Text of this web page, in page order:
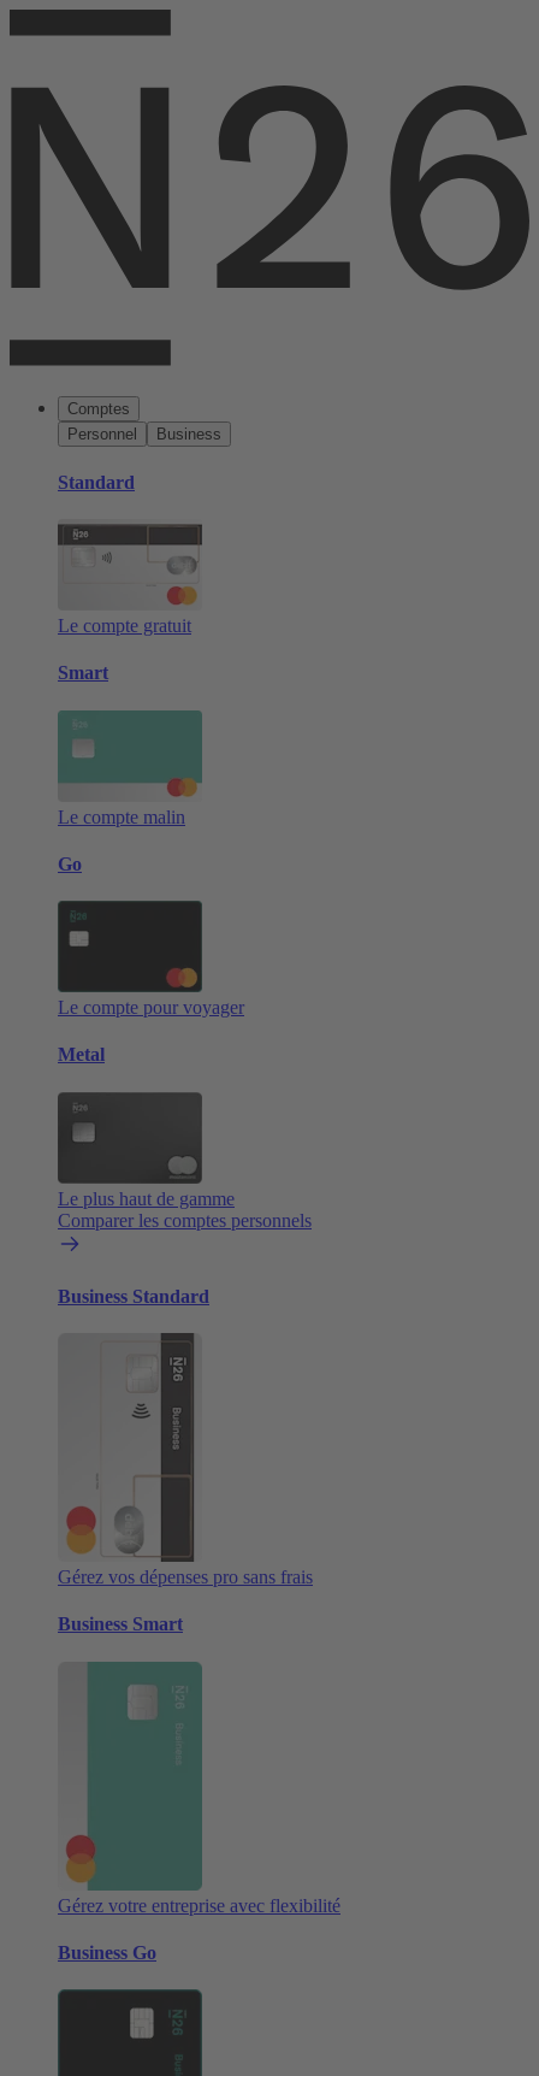
Comptes
Personnel
Business
Standard
Le compte gratuit
Smart
Le compte malin
Go
Le compte pour voyager
Metal
Le plus haut de gamme
Comparer les comptes personnels
Business Standard
Gérez vos dépenses pro sans frais
Business Smart
Gérez votre entreprise avec flexibilité
Business Go